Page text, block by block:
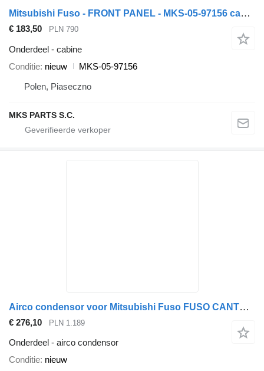
Mitsubishi Fuso - FRONT PANEL - MKS-05-97156 cabine voor Mitsubishi Fuso FUSO CANTER - ŚCIANA CZOŁOWA vrachtwagen
€ 183,50 PLN 790
Onderdeel - cabine
Conditie nieuw
MKS-05-97156
Polen, Piaseczno
MKS PARTS S.C.
Airco condensor voor Mitsubishi Fuso FUSO CANTER FB, FE vrachtwagen
€ 276,10 PLN 1.189
Onderdeel - airco condensor
Conditie nieuw